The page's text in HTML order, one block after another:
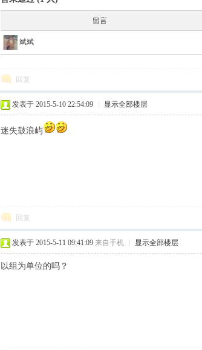
留言
斌斌
回复
发表于 2015-5-10 22:54:09 显示全部楼层
迷失鼓浪屿
回复
发表于 2015-5-11 09:41:09 来自手机 显示全部楼层
以组为单位的吗？